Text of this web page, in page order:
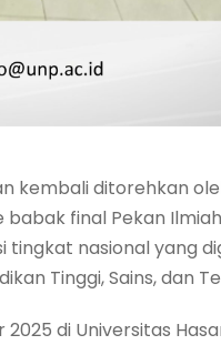
kembali ditorehkan
final Pekan
tingkat nasional yang
Tinggi, Sains, dan
di Universitas